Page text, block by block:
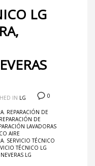
LG
0
IN LG
, REPARACIÓN DE
REPARACIÓN DE
LAVADORAS
AIRE
, SERVICIO TÉCNICO
TÉCNICO LG
LG